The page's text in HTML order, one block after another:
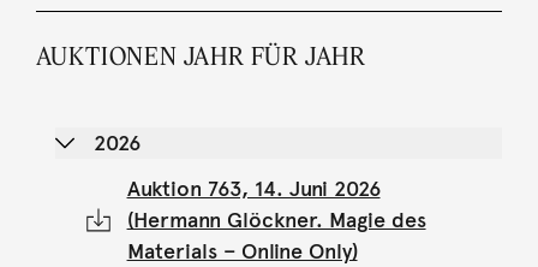
AUKTIONEN JAHR FÜR JAHR
2026
Auktion 763, 14. Juni 2026
(Hermann Glöckner. Magie des
Materials – Online Only)